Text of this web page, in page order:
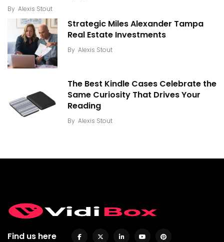
By Alexis Stout
Strategic Miles Alexander Tampa
Real Estate Investments
By Alexis Stout
The Best Kindle Cases Celebrate the
Same Curiosity That Drives Your
Reading
By Alexis Stout
Find us here